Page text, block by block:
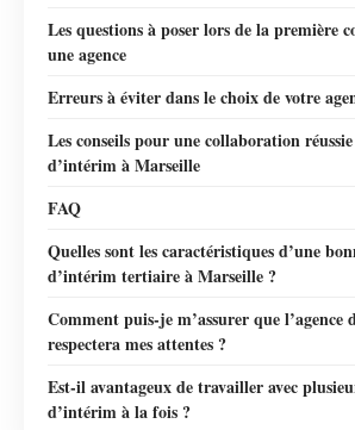
Les questions à poser lors de la première
une agence
Erreurs à éviter dans le choix de votre
Les conseils pour une collaboration réussie
d’intérim à Marseille
FAQ
Quelles sont les caractéristiques d’une
d’intérim tertiaire à Marseille ?
Comment puis-je m’assurer que l’agence
respectera mes attentes ?
Est-il avantageux de travailler avec
d’intérim à la fois ?